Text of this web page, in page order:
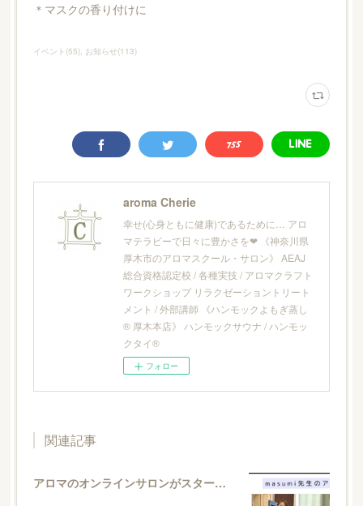
＊マスクの香り付けに
イベント (55) お知らせ(113)
aroma Cherie
幸せ(心身ともに健康)であるために… アロ
マテラピーで日々に豊かさを❤︎ 《神奈川県
厚木市のアロマスクール・サロン》 AEAJ
総合資格認定校 / 各種実技 / アロマクラフト
ワークショップ リラクゼーショントリート
メント / 外部講師 《ハンモックよもぎ蒸し
® 厚木本店》 ハンモックサウナ / ハンモッ
クタイ®
フォロー
関連記事
アロマのオンラインサロンがスタートします